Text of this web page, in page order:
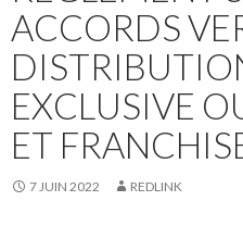
ACCORDS
EXCLUSIVE
ET
7 JUIN 2022 REDLINK